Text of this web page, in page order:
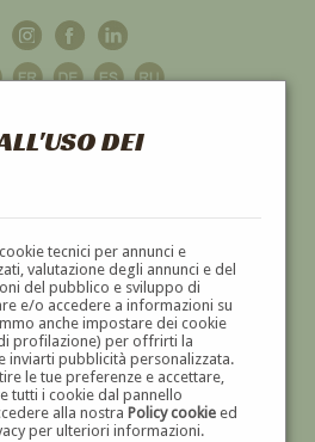
DEI
tecnici per annunci e
valutazione degli annunci e del
del pubblico e sviluppo di
e/o accedere a informazioni su
anche impostare dei cookie
profilazione) per offrirti la
inviarti pubblicità personalizzata.
le tue preferenze e accettare,
tutti i cookie dal pannello
alla nostra Policy cookieed
per ulteriori informazioni.
GALLERIAD'ARTE
SCULTURE '800 E '900